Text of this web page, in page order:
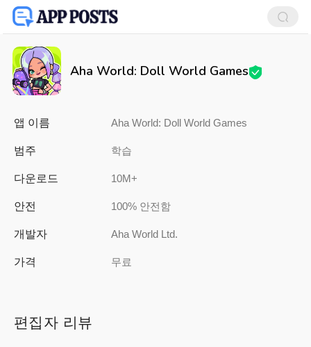
Aha World: Doll World Games
앱 이름 Aha World: Doll World Games
범주 학습
다운로드 10M+
안전 100% 안전함
개발자 Aha World Ltd.
가격 무료
편집자 리뷰